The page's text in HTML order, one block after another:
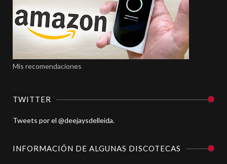
Mis recomendaciones
TWITTER
Tweets por el @deejaysdelleida.
INFORMACIÓN DE ALGUNAS DISCOTECAS